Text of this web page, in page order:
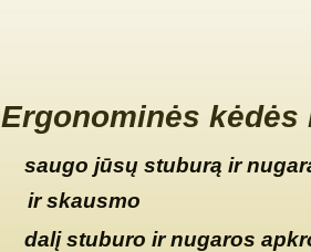
Ergonominės kėdės
saugo jūsų stuburą ir
ir skausmo
dalį stuburo ir nugaros